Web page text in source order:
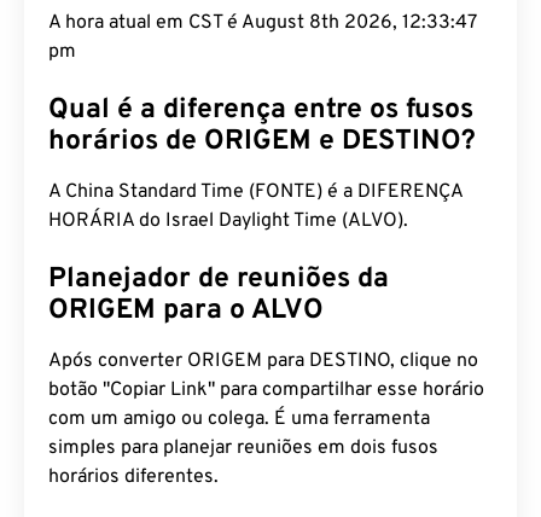
A hora atual em CST é August 8th 2026, 12:33:48
pm
Qual é a diferença entre os fusos
horários de ORIGEM e DESTINO?
A China Standard Time (FONTE) é a DIFERENÇA
HORÁRIA do Israel Daylight Time (ALVO).
Planejador de reuniões da
ORIGEM para o ALVO
Após converter ORIGEM para DESTINO, clique no
botão "Copiar Link" para compartilhar esse horário
com um amigo ou colega. É uma ferramenta
simples para planejar reuniões em dois fusos
horários diferentes.